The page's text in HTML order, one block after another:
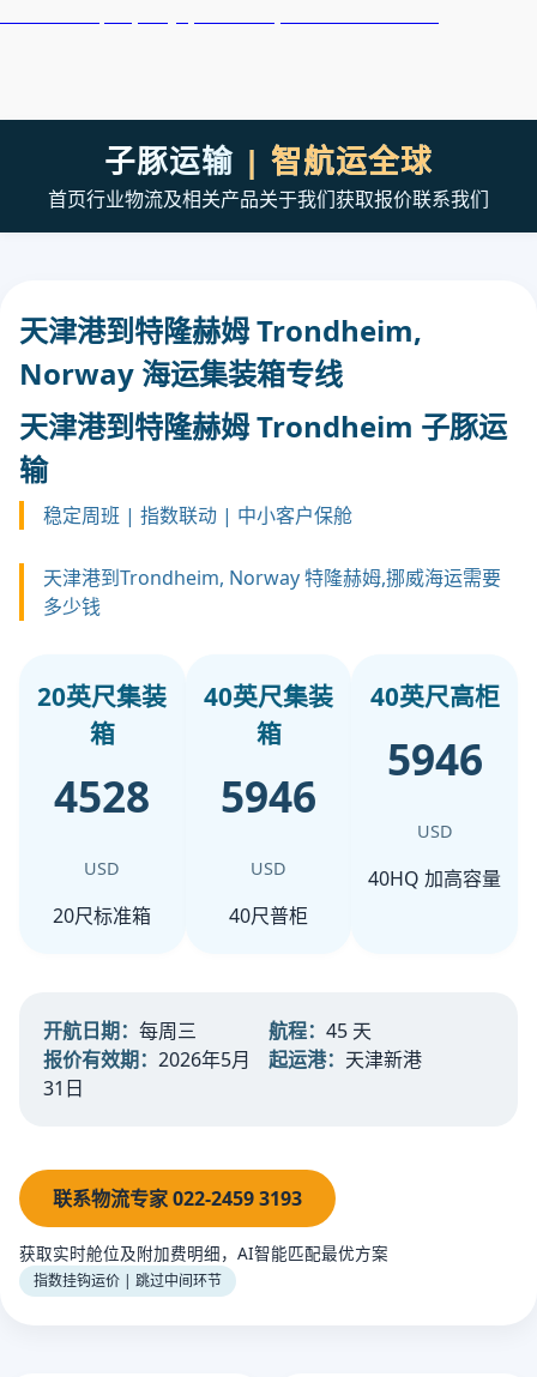
子豚运输 | 智航运全球
首页行业物流及相关产品关于我们获取报价联系我们
天津港到特隆赫姆 Trondheim,
Norway 海运集装箱专线
天津港到特隆赫姆 Trondheim 子豚运
输
稳定周班 | 指数联动 | 中小客户保舱
天津港到Trondheim, Norway 特隆赫姆,挪威海运需要
多少钱
20英尺集装
箱
4528
USD
20尺标准箱
40英尺集装
箱
5946
USD
40尺普柜
40英尺高柜
5946
USD
40HQ 加高容量
开航日期： 每周三 航程： 45 天
报价有效期： 2026年5月
31日
起运港： 天津新港
联系物流专家 022-2459 3193
获取实时舱位及附加费明细，AI智能匹配最优方案
指数挂钩运价 | 跳过中间环节